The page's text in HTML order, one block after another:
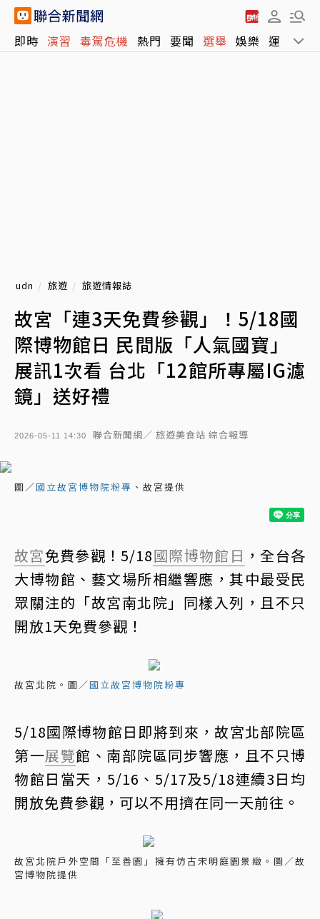
即時 演習 毒駕危機 熱門 要聞 選舉 娛樂 運動 全
udn 旅遊 旅遊情報誌
故宮「連3天免費參觀」！5/18國
際博物館日 民間版「人氣國寶」
展訊1次看 台北「12館所專屬IG濾
鏡」送好禮
2026-05-11 14:30 聯合新聞網／ 旅遊美食站 綜合報導
圖／國立故宮博物院粉專 、故宮提供
故宮免費參觀！5/18國際博物館日 ，全台各
大博物館、藝文場所相繼響應，其中最受民
眾關注的「故宮南北院」同樣入列，且不只
開放1天免費參觀！
故宮北院。圖／國立故宮博物院粉專
5/18國際博物館日即將到來，故宮北部院區
第一展覽館、南部院區同步響應，且不只博
物館日當天，5/16、5/17及5/18連續3日均
開放免費參觀，可以不用擠在同一天前往。
故宮北院戶外空間「至善園」擁有仿古宋明庭園景緻。圖／故
宮博物院提供